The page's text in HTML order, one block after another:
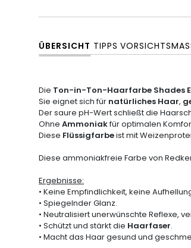
ÜBERSICHT TIPPS
Die Ton-in-Ton-Haarfarbe Shades
Sie eignet sich für natürliches Haar,
Der saure pH-Wert schließt die
Ohne Ammoniakfür optimalen
Diese Flüssigfarbeist mit
Diese ammoniakfreie Farbe von
Ergebnisse:
• Keine Empfindlichkeit, keine
• Spiegelnder Glanz.
• Neutralisiert unerwünschte Reflexe,
• Schützt und stärkt die Haarfaser.
• Macht das Haar gesund und